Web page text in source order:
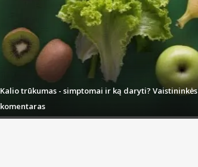
Kalio trūkumas - simptomai ir ką daryti? Vaistininkės
komentaras